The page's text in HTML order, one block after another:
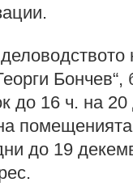
Бончев“,
до 16 ч. на
до 19